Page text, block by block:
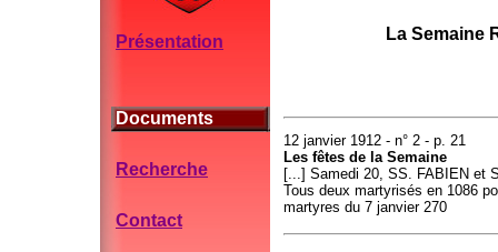
Présentation
Documents
Recherche
Contact
La Semaine
12 janvier 1912 - n° 2 - p. 21
Les fêtes de la Semaine
[...] Samedi 20, SS. FABIEN et
Tous deux martyrisés en 1086
martyres du 7 janvier 270